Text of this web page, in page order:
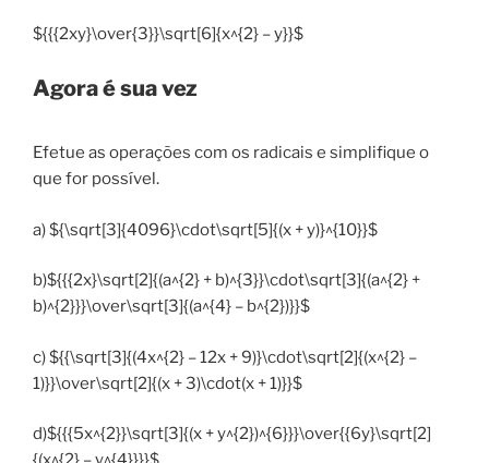
${{{2xy}\over{3}}\sqrt[6]{x^{2} – y}}$
Agora é sua vez
Efetue as operações com os radicais e simplifique o
que for possível.
a) ${\sqrt[3]{4096}\cdot\sqrt[5]{(x + y)}^{10}}$
b)${{{2x}\sqrt[2]{(a^{2} + b)^{3}}\cdot\sqrt[3]{(a^{2} +
b)^{2}}}\over\sqrt[3]{(a^{4} – b^{2})}}$
c) ${{\sqrt[3]{(4x^{2} – 12x + 9)}\cdot\sqrt[2]{(x^{2} –
1)}}\over\sqrt[2]{(x + 3)\cdot(x + 1)}}$
d)${{{5x^{2}}\sqrt[3]{(x + y^{2})^{6}}}\over{{6y}\sqrt[2]